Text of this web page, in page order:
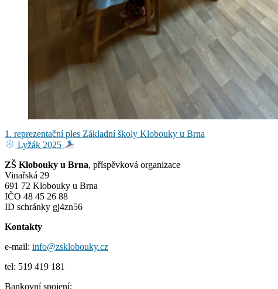
Navigace
pro
příspěvek
1. reprezentační ples Základní školy Klobouky u Brna
Lyžák 2025
ZŠ Klobouky u Brna, příspěvková organizace
Vinařská 29
691 72 Klobouky u Brna
IČO 48 45 26 88
ID schránky gj4zn56
Kontakty
e-mail: info@zsklobouky.cz
tel: 519 419 181
Bankovní spojení: